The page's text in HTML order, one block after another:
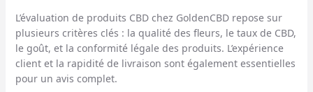
L’évaluation de produits CBD chez GoldenCBD repose sur
plusieurs critères clés : la qualité des fleurs, le taux de CBD,
le goût, et la conformité légale des produits. L’expérience
client et la rapidité de livraison sont également essentielles
pour un avis complet.